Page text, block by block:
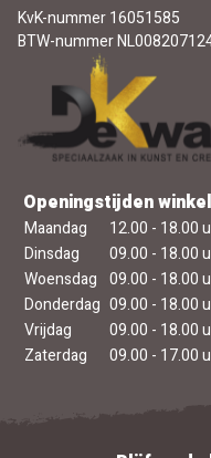
KvK-nummer 16051585
BTW-nummer
Openingstijden winkel
Maandag
12.00 - 18.00
Dinsdag
09.00 - 18.00
Woensdag 09.00 - 18.00
Donderdag 09.00 - 18.00
Vrijdag
09.00 - 18.00
Zaterdag
09.00 - 17.00